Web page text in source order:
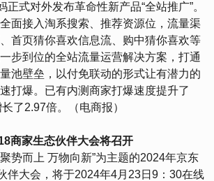
正式对外发布革命性新产品“全站推广”。
面接入淘系搜索、推荐资源位，流量渠
首页猜你喜欢信息流、购中猜你喜欢等
步到位的全站流量运营解决方案，打通
池壁垒，以付免联动的形式让有潜力的
打爆。已有内测商家打爆速度提升了
了2.97倍。（电商报）
商家生态伙伴大会将召开
势而上 万物向新”为主题的2024年京东
伴大会，将于2024年4月23日9：30在线